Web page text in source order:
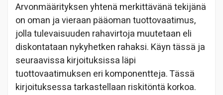
Arvonmäärityksen yhtenä merkittävänä tekijänä
on oman ja vieraan pääoman tuottovaatimus,
jolla tulevaisuuden rahavirtoja muutetaan eli
diskontataan nykyhetken rahaksi. Käyn tässä ja
seuraavissa kirjoituksissa läpi
tuottovaatimuksen eri komponentteja. Tässä
kirjoituksessa tarkastellaan riskitöntä korkoa.